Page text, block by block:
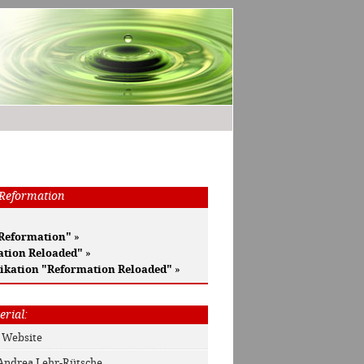
»
Reloaded" »
"Reformation Reloaded" »